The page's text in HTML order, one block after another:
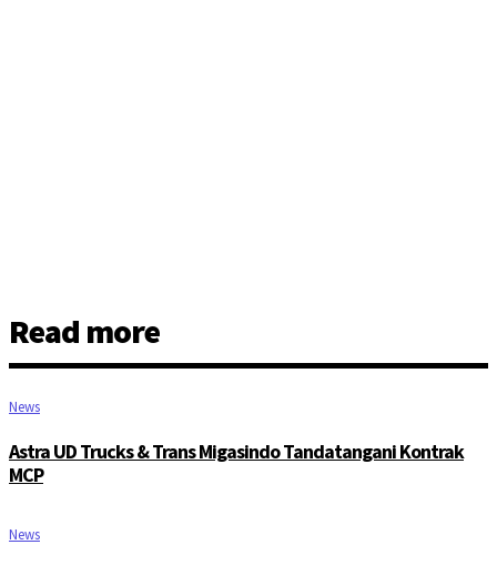
Read more
News
Astra UD Trucks & Trans Migasindo Tandatangani Kontrak
MCP
News